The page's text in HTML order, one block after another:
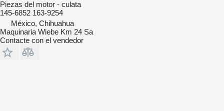
Piezas del motor - culata
145-6852 163-9254
México, Chihuahua
Maquinaria Wiebe Km 24 Sa
Contacte con el vendedor